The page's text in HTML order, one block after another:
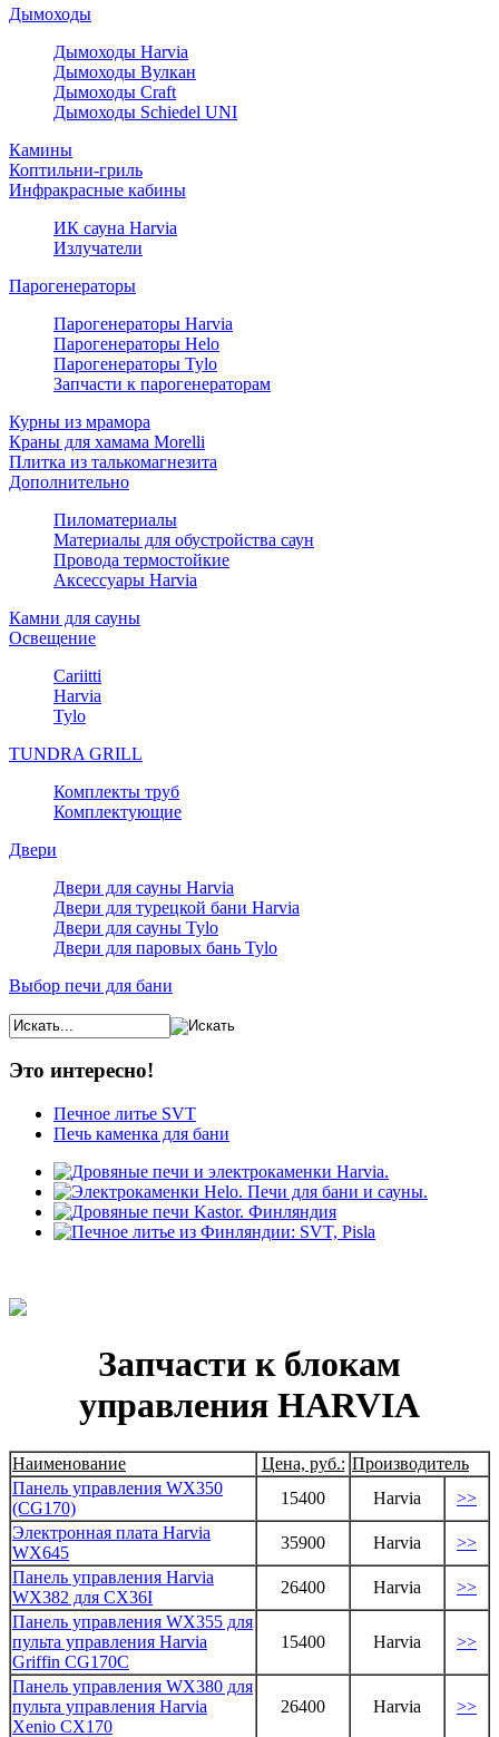
Дымоходы
Дымоходы Harvia
Дымоходы Вулкан
Дымоходы Craft
Дымоходы Schiedel UNI
Камины
Коптильни-гриль
Инфракрасные кабины
ИК сауна Harvia
Излучатели
Парогенераторы
Парогенераторы Harvia
Парогенераторы Helo
Парогенераторы Tylo
Запчасти к парогенераторам
Курны из мрамора
Краны для хамама Morelli
Плитка из талькомагнезита
Дополнительно
Пиломатериалы
Материалы для обустройства саун
Провода термостойкие
Аксессуары Harvia
Камни для сауны
Освещение
Cariitti
Harvia
Tylo
TUNDRA GRILL
Комплекты труб
Комплектующие
Двери
Двери для сауны Harvia
Двери для турецкой бани Harvia
Двери для сауны Tylo
Двери для паровых бань Tylo
Выбор печи для бани
Это интересно!
Печное литье SVT
Печь каменка для бани
Запчасти к блокам
управления HARVIA
Наименование Цена, руб.: Производитель
Панель управления WX350
(CG170)
15400 Harvia
>>
Электронная плата Harvia
WX645
35900 Harvia
>>
Панель управления Harvia
WX382 для CX36I
26400 Harvia
>>
Панель управления WX355 для
пульта управления Harvia
Griffin CG170C
15400 Harvia >>
Панель управления WX380 для
пульта управления Harvia
Xenio CX170
26400 Harvia >>